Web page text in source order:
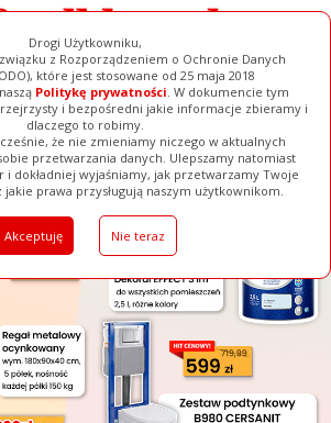
Drogi Użytkowniku,
z Rozporządzeniem o Ochronie Danych
które jest stosowane od 25 maja 2018
Politykę prywatności. W dokumencie tym
i bezpośredni jakie informacje zbieramy i
dlaczego to robimy.
że nie zmieniamy niczego w aktualnych
przetwarzania danych. Ulepszamy natomiast
i dokładniej wyjaśniamy, jak przetwarzamy Twoje
prawa przysługują naszym użytkownikom.
Akceptuję Nie teraz
[ ZAMKNIJ ]
Galerie Baza Firm Pełna Wersja